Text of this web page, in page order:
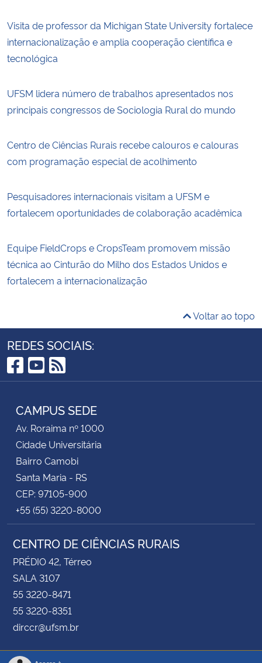
Visita de professor da Michigan State University fortalece
internacionalização e amplia cooperação científica e
tecnológica
UFSM lidera número de trabalhos apresentados nos
principais congressos de Sociologia Rural do mundo
Centro de Ciências Rurais recebe calouros e calouras
com programação especial de acolhimento
Pesquisadores internacionais visitam a UFSM e
fortalecem oportunidades de colaboração acadêmica
Equipe FieldCrops e CropsTeam promovem missão
técnica ao Cinturão do Milho dos Estados Unidos e
fortalecem a internacionalização
Voltar ao topo
REDES SOCIAIS:
Facebook
YouTube
RSS
CAMPUS SEDE
Av. Roraima nº 1000
Cidade Universitária
Bairro Camobi
Santa Maria - RS
CEP: 97105-900
+55 (55) 3220-8000
CENTRO DE CIÊNCIAS RURAIS
PRÉDIO 42, Térreo
SALA 3107
55 3220-8471
55 3220-8351
dirccr@ufsm.br